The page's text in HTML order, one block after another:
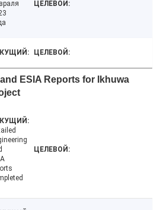
ESIA Reports for Ikhuwa